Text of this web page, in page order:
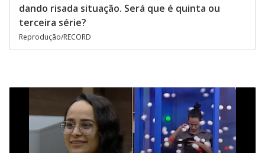
dando risada situação. Será que é quinta ou
terceira série?
Reprodução/RECORD